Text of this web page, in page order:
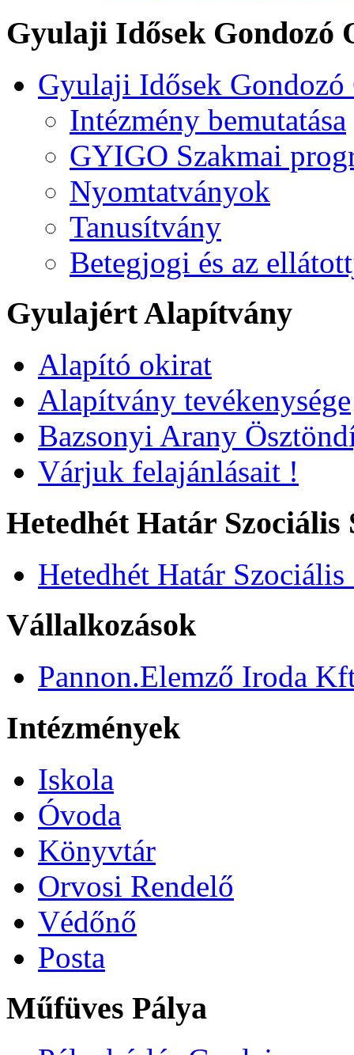
Gyulaji Idősek Gondozó
Gyulaji Idősek Gondozó
Intézmény bemutatása
GYIGO Szakmai
Nyomtatványok
Tanusítvány
Betegjogi és az
Gyulajért Alapítvány
Alapító okirat
Alapítvány tevékenysége
Bazsonyi Arany
Várjuk felajánlásait !
Hetedhét Határ Szociális
Hetedhét Határ Szociális
Vállalkozások
Pannon.Elemző Iroda
Intézmények
Iskola
Óvoda
Könyvtár
Orvosi Rendelő
Védőnő
Posta
Műfüves Pálya